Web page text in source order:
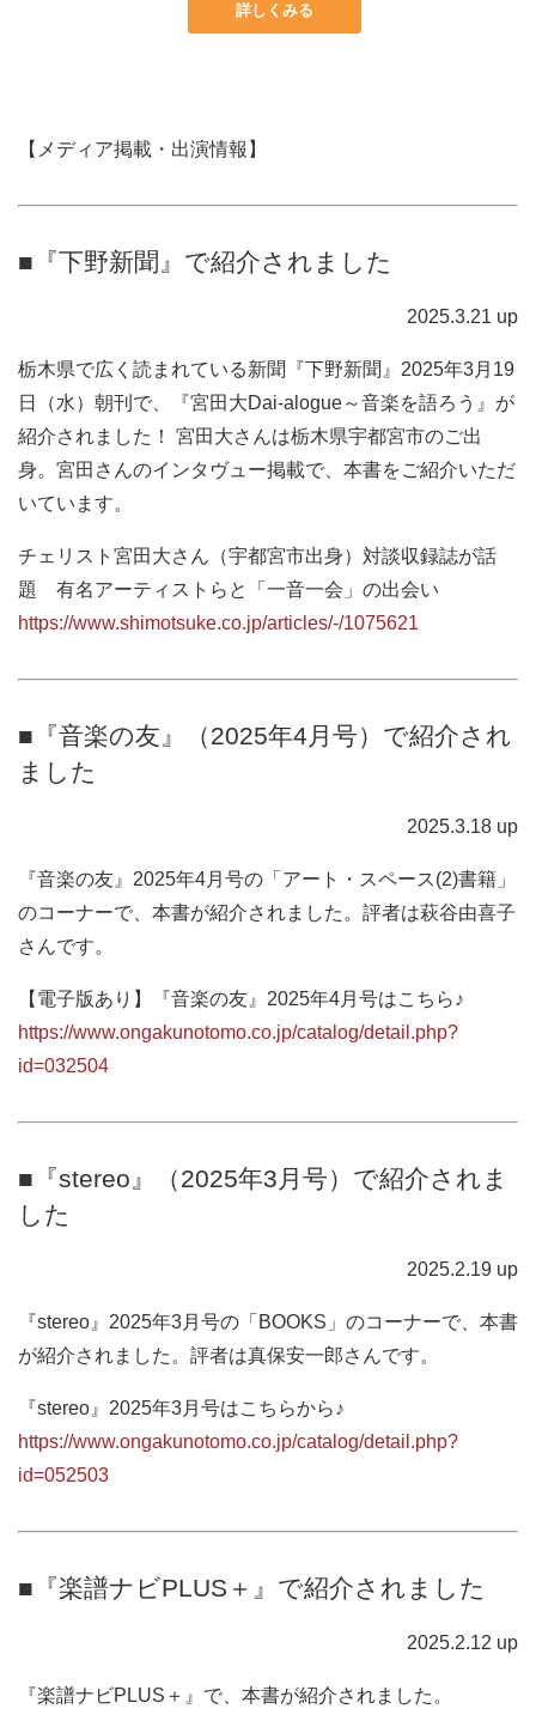
詳しくみる
【メディア掲載・出演情報】
■『下野新聞』で紹介されました
2025.3.21 up
栃木県で広く読まれている新聞『下野新聞』2025年3月19
日（水）朝刊で、『宮田大Dai-alogue～音楽を語ろう』が
紹介されました！ 宮田大さんは栃木県宇都宮市のご出
身。宮田さんのインタヴュー掲載で、本書をご紹介いただ
いています。
チェリスト宮田大さん（宇都宮市出身）対談収録誌が話
題 有名アーティストらと「一音一会」の出会い
https://www.shimotsuke.co.jp/articles/-/1075621
■『音楽の友』（2025年4月号）で紹介され
ました
2025.3.18 up
『音楽の友』2025年4月号の「アート・スペース(2)書籍」
のコーナーで、本書が紹介されました。評者は萩谷由喜子
さんです。
【電子版あり】『音楽の友』2025年4月号はこちら♪
https://www.ongakunotomo.co.jp/catalog/detail.php?
id=032504
■『stereo』（2025年3月号）で紹介されま
した
2025.2.19 up
『stereo』2025年3月号の「BOOKS」のコーナーで、本書
が紹介されました。評者は真保安一郎さんです。
『stereo』2025年3月号はこちらから♪
https://www.ongakunotomo.co.jp/catalog/detail.php?
id=052503
■『楽譜ナビPLUS＋』で紹介されました
2025.2.12 up
『楽譜ナビPLUS＋』で、本書が紹介されました。